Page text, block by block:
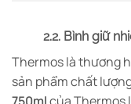
2.2. Bình giữ
Thermos là thương
sản phẩm chất